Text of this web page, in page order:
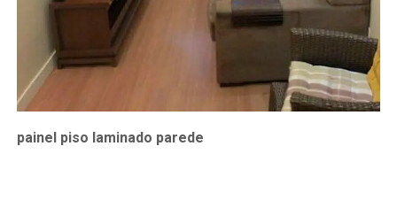
painel piso laminado parede